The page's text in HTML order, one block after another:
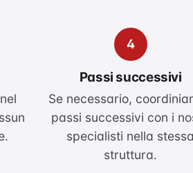
4
Passi successivi
Se necessario,
passi successivi con i
specialisti nella stessa
struttura.